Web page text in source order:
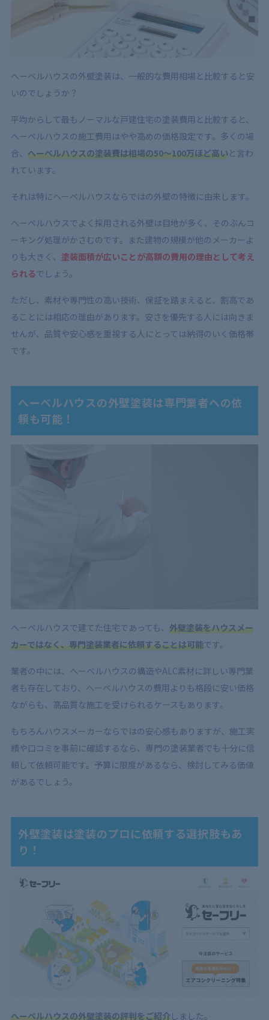
へーベルハウスの外壁塗装は、一般的な費用相場と比較すると安
いのでしょうか？
平均からして最もノーマルな戸建住宅の塗装費用と比較すると、
へーベルハウスの施工費用はやや高めの価格設定です。多くの場
合、 へーベルハウスの塗装費は相場の50～100万ほど高いと言わ
れています。
それは特にヘーベルハウスならではの外壁の特徴に由来します。
ヘーベルハウスでよく採用される外壁は目地が多く、そのぶんコ
ーキング処理がかさむのです。また建物の規模が他のメーカーよ
りも大きく、 塗装面積が広いことが高額の費用の理由として考え
られるでしょう。
ただし、素材や専門性の高い技術、保証を踏まえると、割高であ
ることには相応の理由があります。安さを優先する人には向きま
せんが、品質や安心感を重視する人にとっては納得のいく価格帯
です。
へーベルハウスの外壁塗装は専門業者への依
頼も可能！
へーベルハウスで建てた住宅であっても、 外壁塗装をハウスメー
カーではなく、専門塗装業者に依頼することは可能です。
業者の中には、へーベルハウスの構造やALC素材に詳しい専門業
者も存在しており、ヘーベルハウスの費用よりも格段に安い価格
ながらも、高品質な施工を受けられるケースもあります。
もちろんハウスメーカーならではの安心感もありますが、施工実
績や口コミを事前に確認するなら、専門の塗装業者でも十分に信
頼して依頼可能です。予算に限度があるなら、検討してみる価値
があるでしょう。
外壁塗装は塗装のプロに依頼する選択肢もあ
り！
へーベルハウスの外壁塗装の評判をご紹介しました。